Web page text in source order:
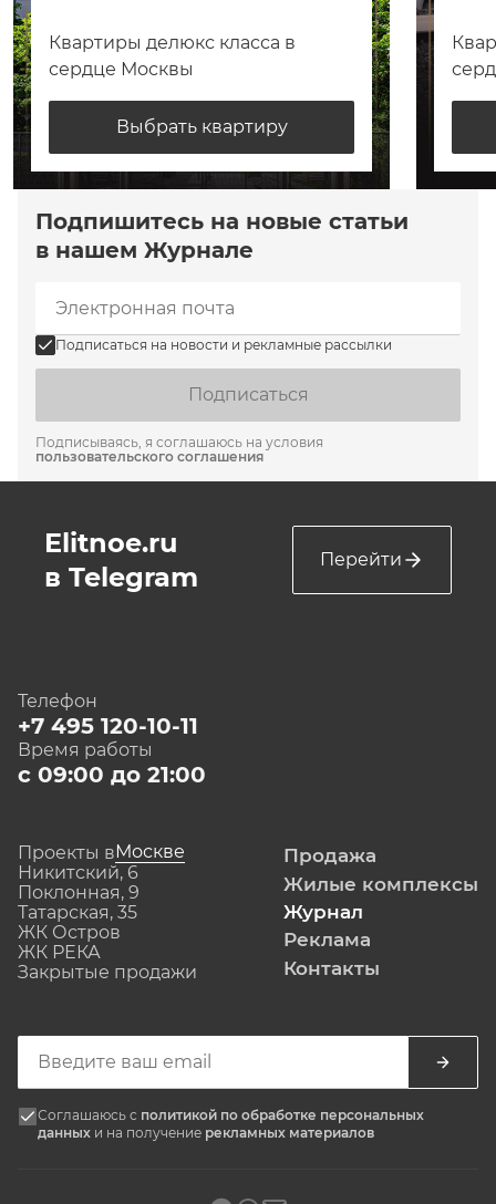
Квартиры делюкс класса в
сердце Москвы
Выбрать квартиру
Подпишитесь на новые статьи
в нашем Журнале
Подписаться на новости и рекламные рассылки
Подписаться
Подписываясь, я соглашаюсь на условия
пользовательского соглашения
Elitnoe.ru
в Telegram
Перейти
Телефон
+7 495 120-10-11
Время работы
с 09:00 до 21:00
Проекты вМоскве
Никитский, 6
Поклонная, 9
Татарская, 35
ЖК Остров
ЖК РЕКА
Закрытые продажи
Продажа
Жилые комплексы
Журнал
Реклама
Контакты
Соглашаюсь с политикой по обработке персональных
данных и на получение рекламных материалов